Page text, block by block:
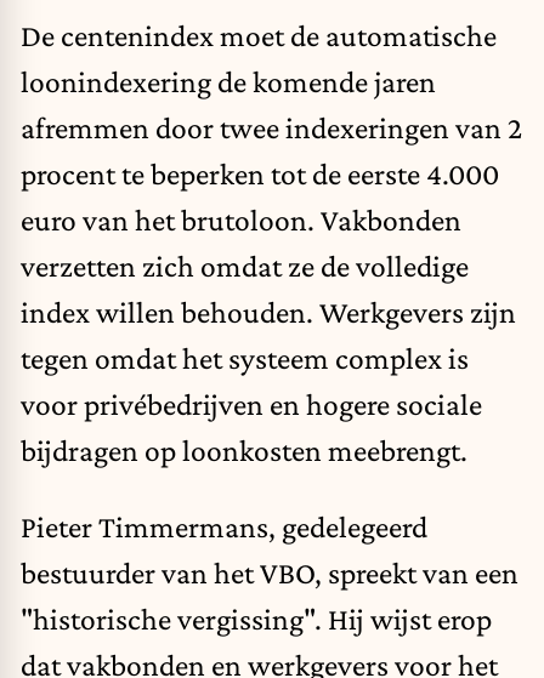
De centenindex moet de automatische
loonindexering de komende jaren
afremmen door twee indexeringen van 2
procent te beperken tot de eerste 4.000
euro van het brutoloon. Vakbonden
verzetten zich omdat ze de volledige
index willen behouden. Werkgevers zijn
tegen omdat het systeem complex is
voor privébedrijven en hogere sociale
bijdragen op loonkosten meebrengt.
Pieter Timmermans, gedelegeerd
bestuurder van het VBO, spreekt van een
"historische vergissing". Hij wijst erop
dat vakbonden en werkgevers voor het